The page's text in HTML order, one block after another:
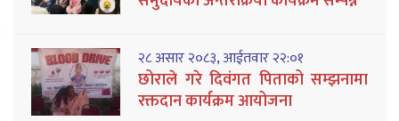
२८ असार २०८३, आईतवार २२:०१
छोराले गरे दिवंगत पिताको सम्झनामा
रक्तदान कार्यक्रम आयोजना